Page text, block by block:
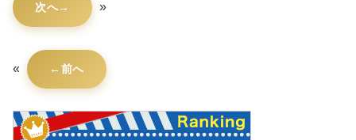
次へ »
« 前へ